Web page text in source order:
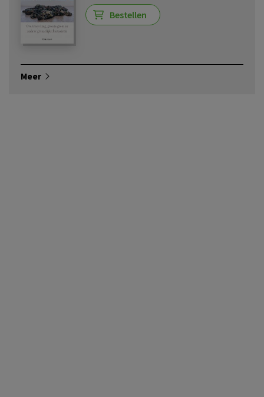
Bestellen
Meer